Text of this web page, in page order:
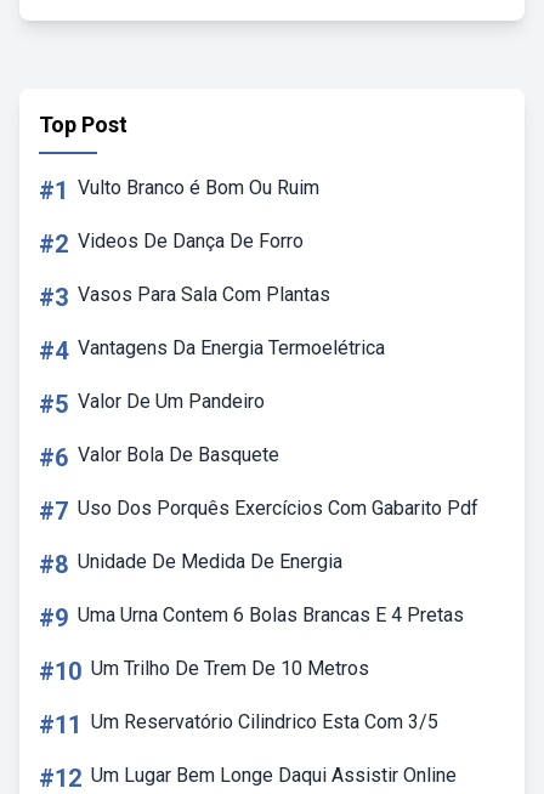
Top Post
#1 Vulto Branco é Bom Ou Ruim
#2 Videos De Dança De Forro
#3 Vasos Para Sala Com Plantas
#4 Vantagens Da Energia Termoelétrica
#5 Valor De Um Pandeiro
#6 Valor Bola De Basquete
#7 Uso Dos Porquês Exercícios Com Gabarito Pdf
#8 Unidade De Medida De Energia
#9 Uma Urna Contem 6 Bolas Brancas E 4 Pretas
#10 Um Trilho De Trem De 10 Metros
#11 Um Reservatório Cilindrico Esta Com 3/5
#12 Um Lugar Bem Longe Daqui Assistir Online